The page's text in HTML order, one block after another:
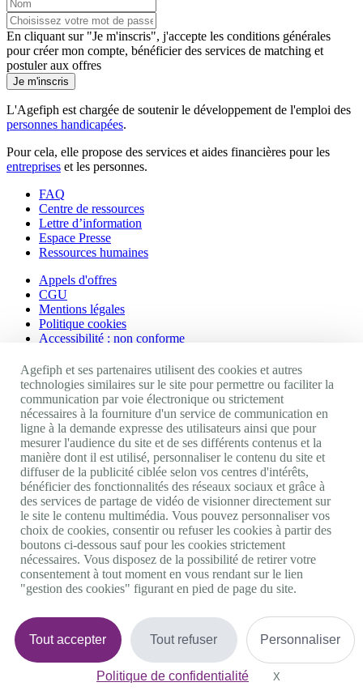
En cliquant sur "Je m'inscris", j'accepte les conditions générales
pour créer mon compte, bénéficier des services de matching et
postuler aux offres
Je m'inscris
L'Agefiph est chargée de soutenir le développement de l'emploi des
personnes handicapées.
Pour cela, elle propose des services et aides financières pour les
entreprises et les personnes.
FAQ
Centre de ressources
Lettre d’information
Espace Presse
Ressources humaines
Appels d'offres
CGU
Mentions légales
Politique cookies
Accessibilité : non conforme
Nos autres sites
Site portail Agefiph
Activateur de progrès
Handinnov
Innovation et recherche
Université du RRH
Service AppuiPro
Nous suivre
Youtube
Linkedin
Facebook
Twitter
0 800 11 10 09Services & appel gratuitsDe 9h à 18h.
Nous contacter
Plateforme de mise en contact LSF
Gestion des cookies
Agefiph et ses partenaires utilisent des cookies et autres
technologies similaires sur le site pour permettre ou faciliter la
communication par voie électronique ou strictement
nécessaires à la fourniture d'un service de communication en
ligne à la demande expresse des utilisateurs ainsi que pour
mesurer l'audience du site et de ses différents contenus et la
manière dont il est utilisé, personnaliser le contenu du site et
diffuser de la publicité ciblée selon vos centres d'intérêts,
bénéficier des fonctionnalités des réseaux sociaux et grâce à
des services de partage de vidéo de visionner directement sur
le site le contenu multimédia. Vous pouvez personnaliser vos
choix de cookies, consentir ou refuser les cookies à partir des
boutons ci-dessous sauf pour les cookies strictement
nécessaires. Vous disposez de la possibilité de retirer votre
consentement à tout moment en vous rendant sur le lien
"gestion des cookies" figurant en pied de page du site.
Tout accepter Tout refuser Personnaliser
Politique de confidentialité X